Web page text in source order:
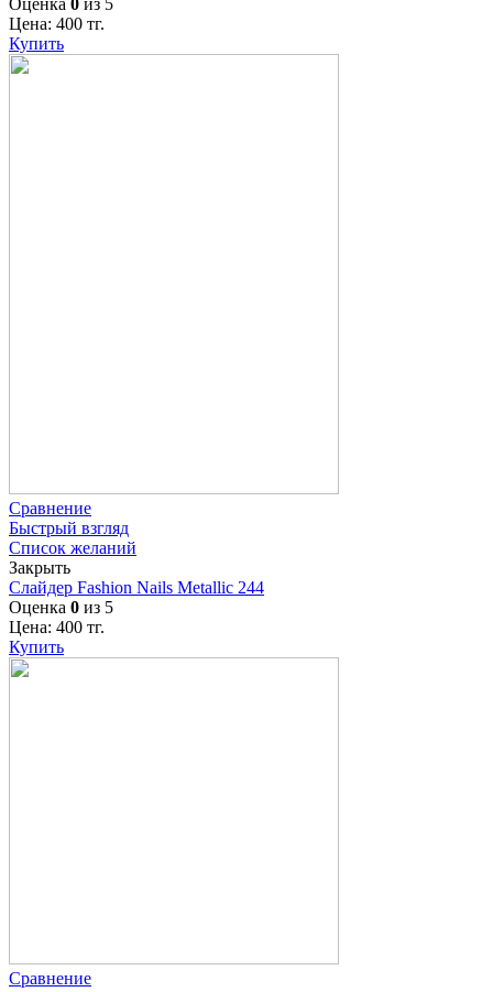
Цена: 400 тг.
Купить
Сравнение
Быстрый взгляд
Список желаний
Закрыть
Слайдер Fashion Nails Metallic 244
Оценка 0 из 5
Цена: 400 тг.
Купить
Сравнение